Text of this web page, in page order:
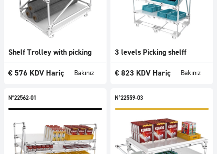
Shelf Trolley with picking
€ 576 KDV Hariç Bakınız
3 levels Picking shelff
€ 823 KDV Hariç Bakınız
N°22562-01 N°22559-03